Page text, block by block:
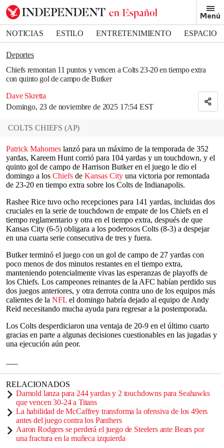
Menú
NOTICIAS ESTILO ENTRETENIMIENTO
ESPACIO
DEPORTES
Deportes
Chiefs remontan 11 puntos y vencen a Colts 23-20 en tiempo extra
con quinto gol de campo de Butker
Dave Skretta
Domingo, 23 de noviembre de 2025 17:54 EST
Bookmark popover
Removed from bookmarks
Close popover
COLTS CHIEFS (AP)
Patrick Mahomes lanzó para un máximo de la temporada de 352
yardas, Kareem Hunt corrió para 104 yardas y un touchdown, y el
quinto gol de campo de Harrison Butker en el juego le dio el
domingo a los Chiefs de Kansas City una victoria por remontada
de 23-20 en tiempo extra sobre los Colts de Indianapolis.
Rashee Rice tuvo ocho recepciones para 141 yardas, incluidas dos
cruciales en la serie de touchdown de empate de los Chiefs en el
tiempo reglamentario y otra en el tiempo extra, después de que
Kansas City (6-5) obligara a los poderosos Colts (8-3) a despejar
en una cuarta serie consecutiva de tres y fuera.
Butker terminó el juego con un gol de campo de 27 yardas con
poco menos de dos minutos restantes en el tiempo extra,
manteniendo potencialmente vivas las esperanzas de playoffs de
los Chiefs. Los campeones reinantes de la AFC habían perdido sus
dos juegos anteriores, y otra derrota contra uno de los equipos más
calientes de la NFL el domingo habría dejado al equipo de Andy
Reid necesitando mucha ayuda para regresar a la postemporada.
Los Colts desperdiciaron una ventaja de 20-9 en el último cuarto
gracias en parte a algunas decisiones cuestionables en las jugadas y
una ejecución aún peor.
RELACIONADOS
Darnold lanza para 244 yardas y 2 touchdowns para Seahawks
que vencen 30-24 a Titans
La habilidad de McCaffrey transforma la ofensiva de los 49ers
antes del juego contra los Panthers
Aaron Rodgers se perderá el juego de Steelers ante Bears por
una fractura en la muñeca izquierda